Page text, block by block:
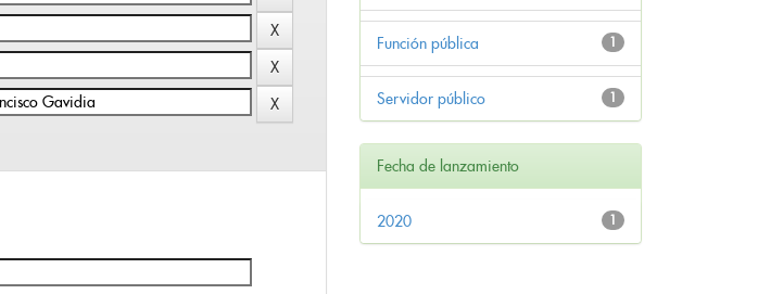
1
Función pública
1
Servidor público
Fecha de lanzamiento
1
2020